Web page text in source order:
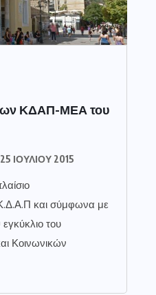
ΚΔΑΠ-ΜΕΑ του
25 ΙΟΥΛΊΟΥ 2015
και σύμφωνα με
του
Κοινωνικών